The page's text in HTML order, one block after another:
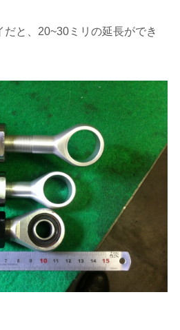
と、20~30ミリの延長ができ